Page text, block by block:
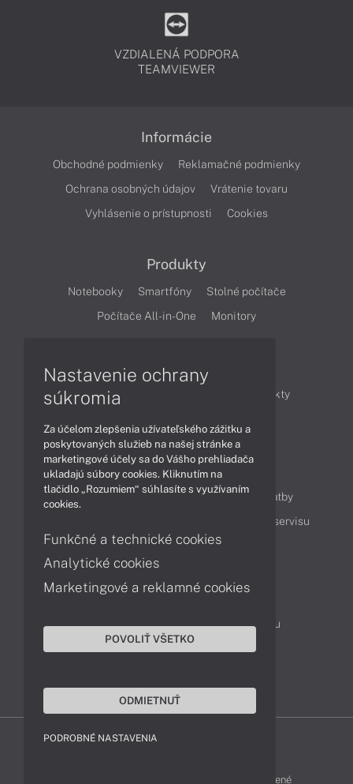
VZDIALENÁ PODPORA
TEAMVIEWER
Informácie
Obchodné podmienky
Reklamačné podmienky
Ochrana osobných údajov
Vrátenie tovaru
Vyhlásenie o prístupnosti
Cookies
Produkty
Notebooky Smartfóny
Stolné počítače
Počítače All-in-One
Monitory
Články
Obchodné informácie
Produkty
Obsah
Ako nakupovať
Možnosti doručenia a platby
Cenník servisu
Kontakty
Servisné oddelenie
Reklamácia tovaru
ZEN-SHOP © 2015 - 2026 Všetky práva vyhradené
Nastavenie ochrany
súkromia
Za účelom zlepšenia užívateľského zážitku a
poskytovaných služieb na našej stránke a
marketingové účely sa do Vášho prehliadača
ukladajú súbory cookies. Kliknutím na
tlačidlo „Rozumiem“ súhlasíte s využívaním
cookies.
Funkčné a technické cookies
Analytické cookies
Marketingové a reklamné cookies
POVOLIŤ VŠETKO
ODMIETNUŤ
PODROBNÉ NASTAVENIA